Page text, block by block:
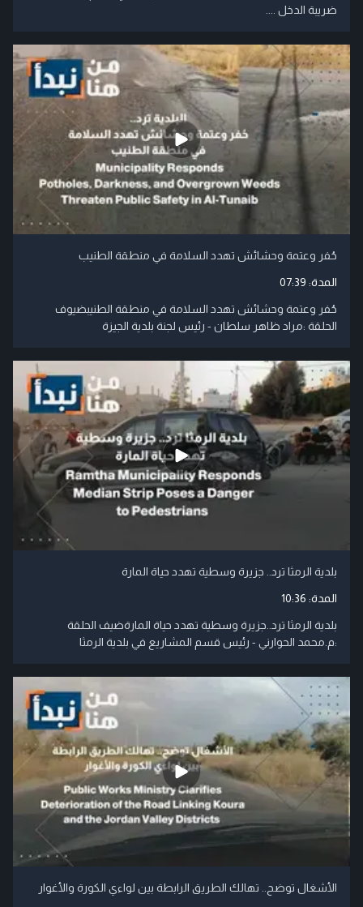
ضريبة الدخل ....
حُفر وعتمة وحشائش تهدد السلامة في منطقة الطنيب
المدة: 07:39
حُفر وعتمة وحشائش تهدد السلامة في منطقة الطنيبضيوف
الحلقة :مراد ظاهر سلطان - رئيس لجنة بلدية الجيزة
بلدية الرمثا ترد.. جزيرة وسطية تهدد حياة المارة
المدة: 10:36
بلدية الرمثا ترد..جزيرة وسطية تهدد حياة المارةضيف الحلقة
:م.محمد الحوارني - رئيس قسم المشاريع في بلدية الرمثا
الأشغال توضح.. تهالك الطريق الرابطة بين لواءي الكورة والأغوار